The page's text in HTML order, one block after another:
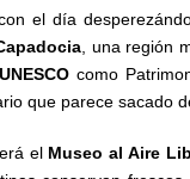
el día
, una región
UNESCO como
que parece sacado
el Museo al Aire